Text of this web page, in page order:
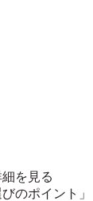
を見る
のポイント」